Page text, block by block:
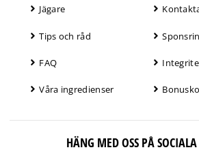
Jägare
Tips och råd
FAQ
Våra ingredienser
HÄNG MED OSS PÅ